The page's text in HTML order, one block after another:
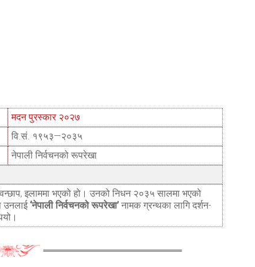
मदन पुरस्कार २०२७
वि.सं. १९५३—२०३५
नेपाली निर्वचनको रूपरेखा
इलाममा भएको हो। उनको निधन २०३५ सालमा भएको
उनलाई‘नेपाली निर्वचनको रूपरेखा’ नामक ग्रन्थका लागि दर्शन-